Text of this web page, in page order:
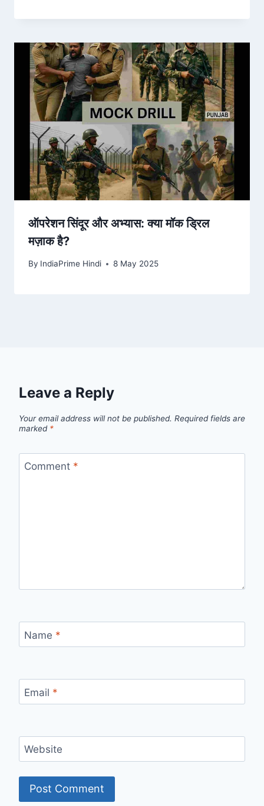
ऑपरेशन सिंदूर और अभ्यास: क्या मॉक ड्रिल
मज़ाक है?
By IndiaPrime Hindi 8 May 2025
Leave a Reply
Your email address will not be published. Required fields are
marked *
Comment *
Name *
Email *
Website